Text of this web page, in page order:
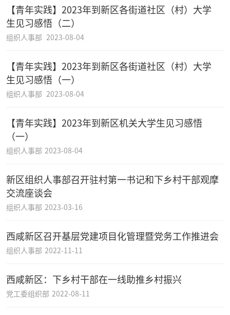
【青年实践】2023年到新区各街道社区（村）大学
生见习感悟（二）
组织人事部 2023-08-04
【青年实践】2023年到新区各街道社区（村）大学
生见习感悟（一）
组织人事部 2023-08-04
【青年实践】2023年到新区机关大学生见习感悟
（一）
组织人事部 2023-08-04
新区组织人事部召开驻村第一书记和下乡村干部观摩
交流座谈会
组织人事部 2023-03-16
西咸新区召开基层党建项目化管理暨党务工作推进会
组织人事部 2022-11-11
西咸新区：下乡村干部在一线助推乡村振兴
党工委组织部 2022-08-11